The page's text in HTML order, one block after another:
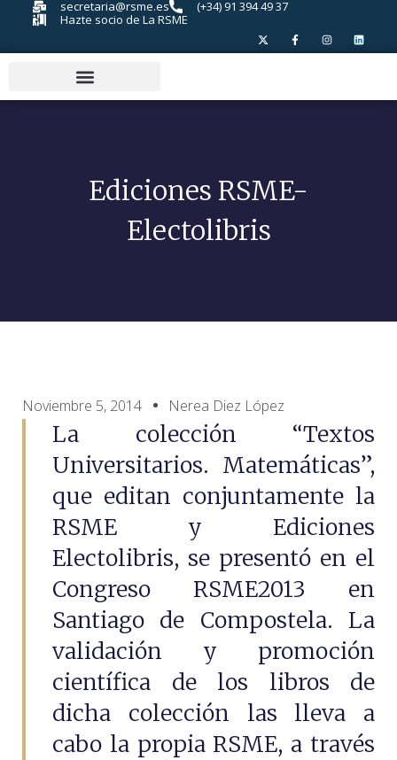
secretaria@rsme.es
(+34) 91 394 49 37
Hazte socio de La RSME
Ediciones RSME-
Electolibris
Noviembre 5, 2014 Nerea Diez López
La colección “Textos
Universitarios. Matemáticas”,
que editan conjuntamente la
RSME y Ediciones
Electolibris, se presentó en el
Congreso RSME2013 en
Santiago de Compostela. La
validación y promoción
científica de los libros de
dicha colección las lleva a
cabo la propia RSME, a través